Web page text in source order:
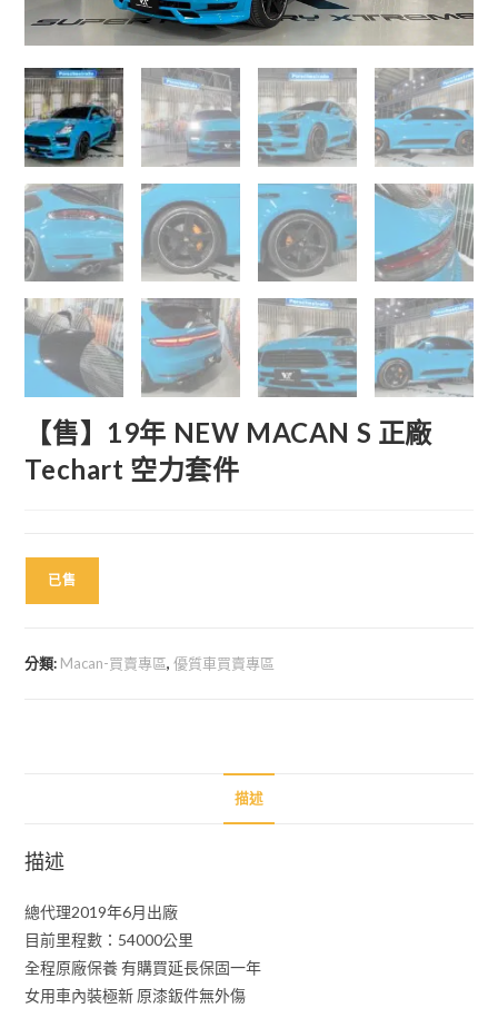
【售】19年 NEW MACAN S 正廠
Techart 空力套件
已售
分類: Macan-買賣專區,優質車買賣專區
描述
描述
總代理2019年6月出廠
目前里程數：54000公里
全程原廠保養 有購買延長保固一年
女用車內裝極新 原漆鈑件無外傷